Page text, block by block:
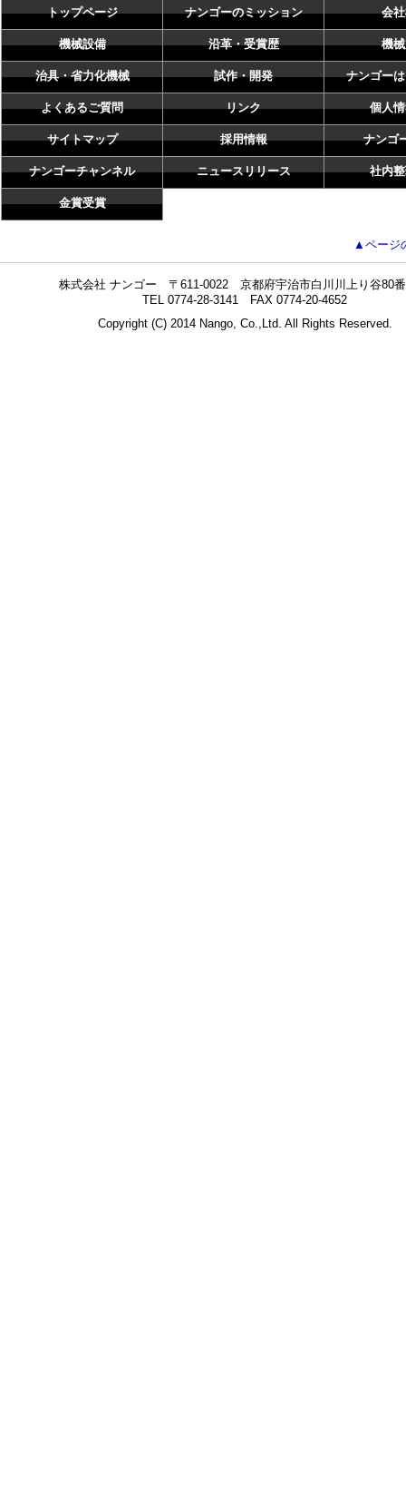
トップページ ナンゴーのミッション 会
機械設備 沿革・受賞歴 機
治具・省力化機械 試作・開発 ナンゴー
よくあるご質問 リンク 個人
サイトマップ 採用情報 ナンゴ
ナンゴーチャンネル ニュースリリース 社内
金賞受賞
▲ページ
株式会社 ナンゴー 〒611-0022 京都府宇治市白川川上り谷80
TEL 0774-28-3141 FAX 0774-20-4652
Copyright (C) 2014 Nango, Co.,Ltd. All Rights Reserved.